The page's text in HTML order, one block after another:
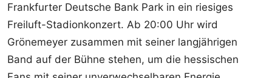
Frankfurter Deutsche Bank Park in ein riesiges
Freiluft-Stadionkonzert. Ab 20:00 Uhr wird
Grönemeyer zusammen mit seiner langjährigen
Band auf der Bühne stehen, um die hessischen